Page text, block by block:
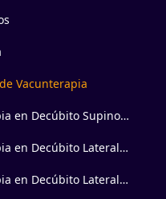
Vacunterapia
en Decúbito Supino
en Decúbito Lateral
en Decúbito Lateral